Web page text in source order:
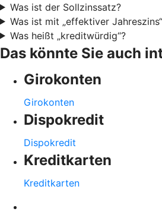
Was ist der Sollzinssatz?
Was ist mit „effektiver
Was heißt „kreditwürdig“?
Das könnte Sie auch
Girokonten
Girokonten
Dispokredit
Dispokredit
Kreditkarten
Kreditkarten